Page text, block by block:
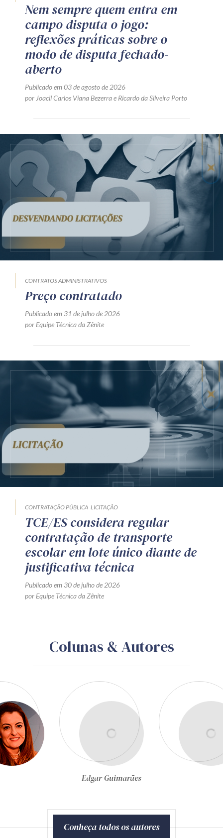
Nem sempre quem entra em
campo disputa o jogo:
reflexões práticas sobre o
modo de disputa fechado-
aberto
Publicado em 03 de agosto de 2026
por Joacil Carlos Viana Bezerrae Ricardo da Silveira Porto
CONTRATOS ADMINISTRATIVOS
Preço contratado
Publicado em 31 de julho de 2026
por Equipe Técnica da Zênite
CONTRATAÇÃO PÚBLICA LICITAÇÃO
TCE/ES considera regular
contratação de transporte
escolar em lote único diante de
justificativa técnica
Publicado em 30 de julho de 2026
por Equipe Técnica da Zênite
Colunas & Autores
Egon Bockmann Moreira
Conheça todos os autores